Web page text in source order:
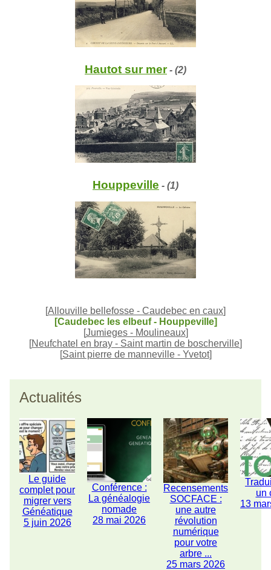
Hautot sur mer- (2)
Houppeville - (1)
[Allouville bellefosse - Caudebec en caux]
[Caudebec les elbeuf - Houppeville]
[Jumieges - Moulineaux]
[Neufchatel en bray - Saint martin de boscherville]
[Saint pierre de manneville - Yvetot]
Actualités
Le guide
complet pour
migrer vers
Généatique
5 juin 2026
Conférence :
La généalogie
nomade
28 mai 2026
Recensements
SOCFACE :
une autre
révolution
numérique
pour votre
arbre ...
25 mars 2026
un
13